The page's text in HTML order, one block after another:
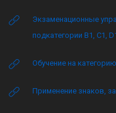
Экзаменационные
подкатегории B1, C1,
Обучение на
Применение знаков,